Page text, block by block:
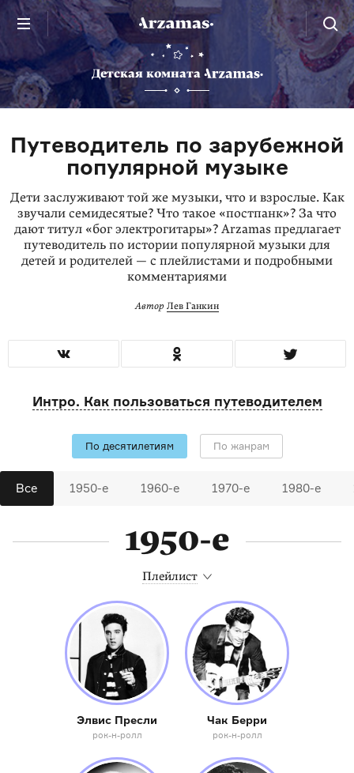
Детская комната
Путеводитель по зарубежной
популярной музыке
Дети заслуживают той же музыки, что и взрослые. Как
звучали семидесятые? Что такое «постпанк»? За что
дают титул «бог электрогитары»? Arzamas предлагает
путеводитель по истории популярной музыки для
детей и родителей — с плейлистами и подробными
комментариями
Автор Лев Ганкин
Интро. Как пользоваться путеводителем
По десятилетиям По жанрам
Все 1950-е 1960-е 1970-е 1980-е
1950-е
Плейлист
Элвис Пресли
рок-н-ролл
Чак Берри
рок-н-ролл